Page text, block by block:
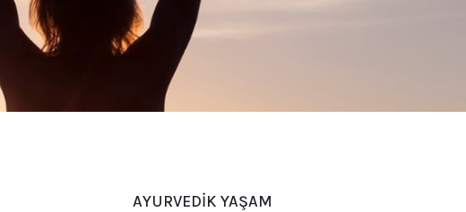
AYURVEDIK YAŞAM